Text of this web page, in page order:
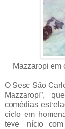
Mazzaropi em
O Sesc São
Mazzaropi”,
comédias
ciclo em
teve início